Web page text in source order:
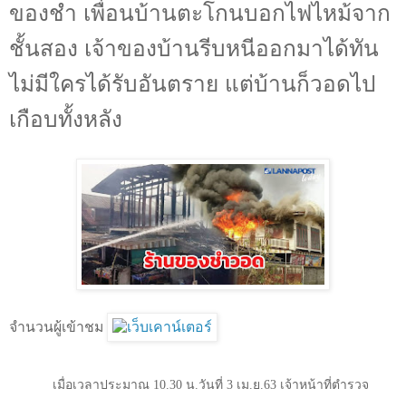
ของชำ เพื่อนบ้านตะโกนบอกไฟไหม้จาก
ชั้นสอง เจ้าของบ้านรีบหนีออกมาได้ทัน
ไม่มีใครได้รับอันตราย แต่บ้านก็วอดไป
เกือบทั้งหลัง
จำนวนผู้เข้าชม
เมื่อเวลาประมาณ 10.30 น.วันที่ 3 เม.ย. 63 เจ้าหน้าที่ตำรวจ